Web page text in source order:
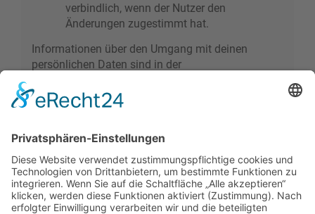
verbindlich, wenn der Nutzer den
Änderungen zugestimmt hat.
Informationen über den Umgang mit deinen
persönlichen Daten sind in der